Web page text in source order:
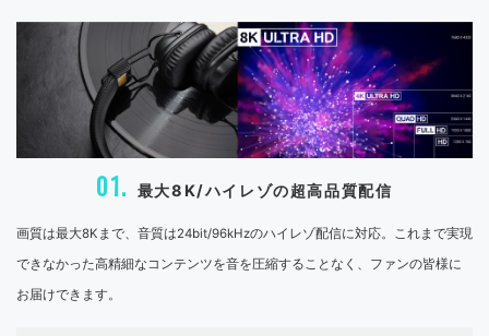
01. 最大8K/ハイレゾの超高品質配信
画質は最大8Kまで、音質は24bit/96kHzのハイレゾ配信に対応。これまで実現
できなかった高精細なコンテンツを音を圧縮することなく、ファンの皆様に
お届けできます。